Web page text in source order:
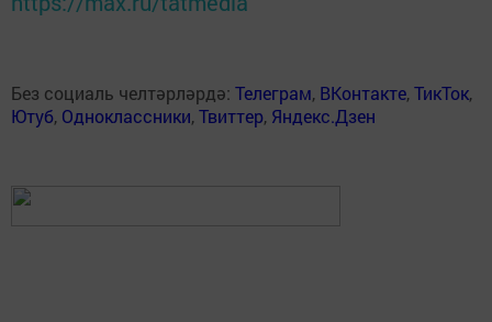
Без социаль челтәрләрдә: Телеграм, ВКонтакте,ТикТок,
Ютуб, Одноклассники,Твиттер, Яндекс.Дзен